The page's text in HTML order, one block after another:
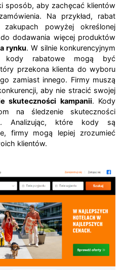
sposób, aby zachęcać klientów
Na przykład, rabat
powyżej określonej
dodawania więcej produktów
rynku. W silnie konkurencyjnym
kody rabatowe mogą być
przekona klienta do wyboru
zamiast innego. Firmy muszą
aby nie stracić swojej
skuteczności kampanii. Kody
na śledzenie skuteczności
Analizując, które kody są
firmy mogą lepiej zrozumieć
klientów.